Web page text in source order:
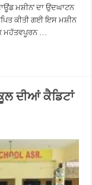
ਮਸ਼ੀਨ’ ਦਾ ਉਦਘਾਟਨ
ਕੀਤੀ ਗਈ ਇਸ ਮਸ਼ੀਨ
ਮਹੱਤਵਪੂਰਨ …
ਦੀਆਂ ਕੈਡਿਟਾਂ